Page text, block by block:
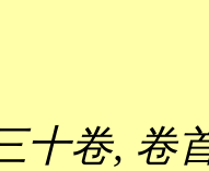
十卷, 卷